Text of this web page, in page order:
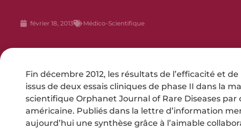
février 18, 2013 Médico-Scientifique
Fin décembre 2012, les résultats de l’efficacité et
issus de deux essais cliniques de phase II dans la
scientifique Orphanet Journal of Rare Diseases
américaine. Publiés dans la lettre d’information
aujourd’hui une synthèse grâce à l’aimable